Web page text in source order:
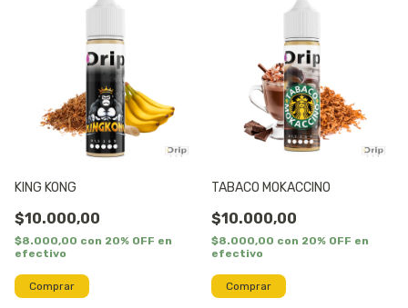
KING KONG
$10.000,00
$8.000,00 con 20% OFF en
efectivo
Comprar
TABACO MOKACCINO
$10.000,00
$8.000,00 con 20% OFF en
efectivo
Comprar